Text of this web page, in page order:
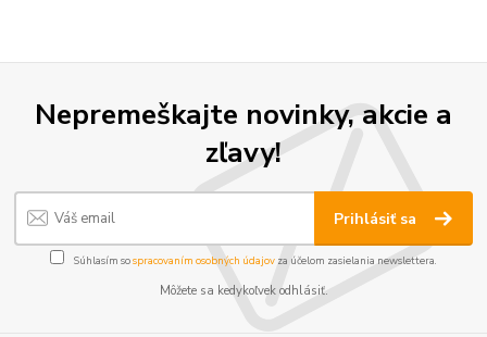
Nepremeškajte novinky, akcie a
zľavy!
Prihlásiť sa
Súhlasím sospracovaním osobných údajov za účelom zasielania newslettera.
Môžete sa kedykoľvek odhlásiť.